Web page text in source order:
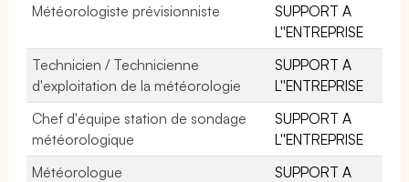
Météorologiste prévisionniste
SUPPORT A
L''ENTREPRISE
Technicien / Technicienne
d'exploitation de la météorologie
SUPPORT A
L''ENTREPRISE
Chef d'équipe station de sondage
météorologique
SUPPORT A
L''ENTREPRISE
Météorologue
SUPPORT A